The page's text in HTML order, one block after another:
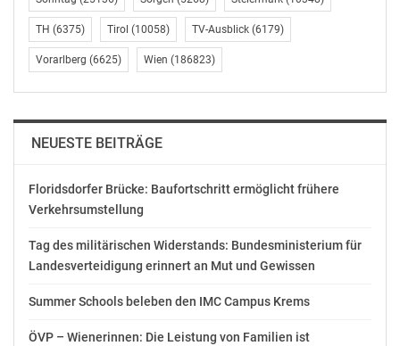
Schieder kündigte außerdem für die kommende
Budgetsitzung SPÖ-Anträge zur Weiterführung der
Außerdem will die SPÖ eine Klarstellung, dass der
Pflegeregress nicht kommt. In Sachen Mindestpension
gefordert. Und für die AUVA fordert die SPÖ eine
Bestandsgarantie für das System der
Die bisherigen Aussagen etwa von Ministerin Hartinger-
Klein dazu, reichen nicht, so Schieder: „Wenn man 500
Mio. Euro aus dem System nehmen will, ist das eine
TH (6375) Tirol (10058) TV-Ausblick (6179)
Vorarlberg (6625) Wien (186823)
NEUESTE BEITRÄGE
Floridsdorfer Brücke: Baufortschritt ermöglicht frühere
Verkehrsumstellung
Tag des militärischen Widerstands: Bundesministerium für
Landesverteidigung erinnert an Mut und Gewissen
Summer Schools beleben den IMC Campus Krems
ÖVP – Wienerinnen: Die Leistung von Familien ist